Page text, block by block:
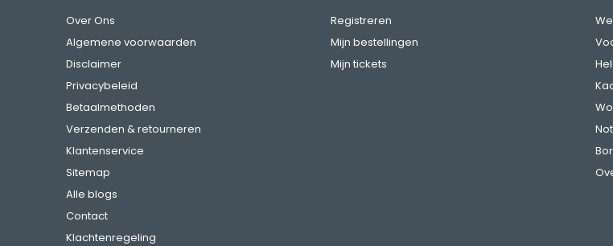
Over Ons
Algemene voorwaarden
Disclaimer
Privacybeleid
Betaalmethoden
Verzenden & retourneren
Klantenservice
Sitemap
Alle blogs
Contact
Klachtenregeling
Registreren
Mijn bestellingen
Mijn tickets